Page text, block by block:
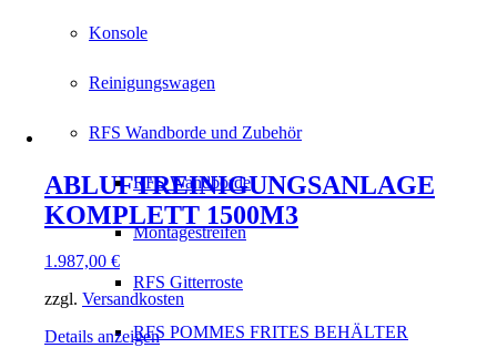
Konsole
Reinigungswagen
RFS Wandborde und Zubehör
RFS Wandborde
Montagestreifen
RFS Gitterroste
RFS POMMES FRITES BEHÄLTER
ABLUFTREINIGUNGSANLAGE
KOMPLETT 1500M3
1.987,00 €
zzgl. Versandkosten
Details anzeigen